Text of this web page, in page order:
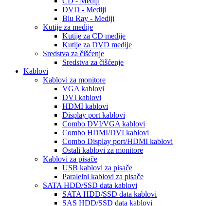
DVD - Mediji
Blu Ray - Mediji
Kutije za medije
Kutije za CD medije
Kutije za DVD medije
Sredstva za čišćenje
Sredstva za čišćenje
Kablovi
Kablovi za monitore
VGA kablovi
DVI kablovi
HDMI kablovi
Display port kablovi
Combo DVI/VGA kablovi
Combo HDMI/DVI kablovi
Combo Display port/HDMI kablovi
Ostali kablovi za monitore
Kablovi za pisače
USB kablovi za pisače
Paralelni kablovi za pisače
SATA HDD/SSD data kablovi
SATA HDD/SSD data kablovi
SAS HDD/SSD data kablovi